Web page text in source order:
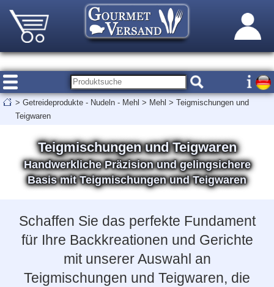
> Getreideprodukte - Nudeln - Mehl > Mehl > Teigmischungen und
Teigwaren
Teigmischungen und Teigwaren
Handwerkliche Präzision und gelingsichere
Basis mit Teigmischungen und Teigwaren
Schaffen Sie das perfekte Fundament
für Ihre Backkreationen und Gerichte
mit unserer Auswahl an
Teigmischungen und Teigwaren, die